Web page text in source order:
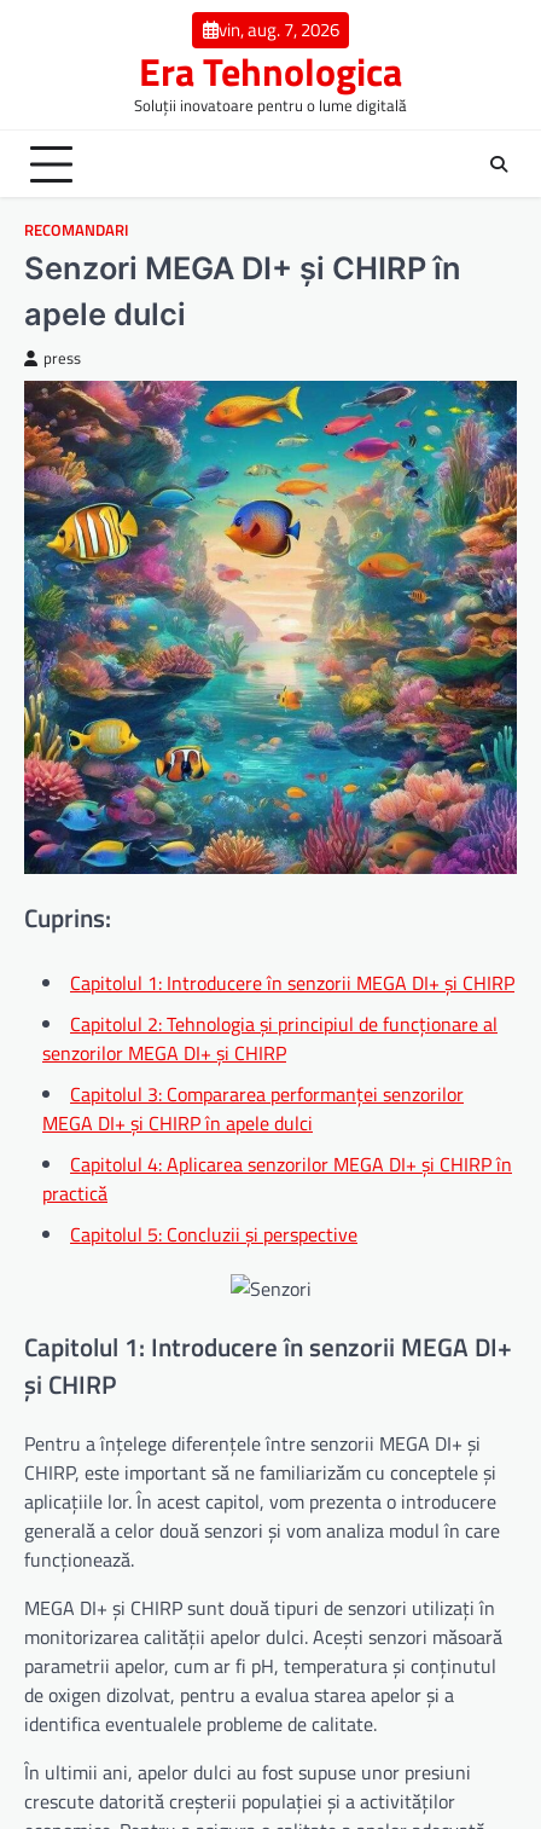
vin, aug. 7, 2026
Era Tehnologica
Soluții inovatoare pentru o lume digitală
RECOMANDARI
Senzori MEGA DI+ și CHIRP în
apele dulci
press
Cuprins:
Capitolul 1: Introducere în senzorii MEGA DI+ și CHIRP
Capitolul 2: Tehnologia și principiul de funcționare al
senzorilor MEGA DI+ și CHIRP
Capitolul 3: Compararea performanței senzorilor
MEGA DI+ și CHIRP în apele dulci
Capitolul 4: Aplicarea senzorilor MEGA DI+ și CHIRP în
practică
Capitolul 5: Concluzii și perspective
Capitolul 1: Introducere în senzorii MEGA DI+
și CHIRP
Pentru a înțelege diferențele între senzorii MEGA DI+ și
CHIRP, este important să ne familiarizăm cu conceptele și
aplicațiile lor. În acest capitol, vom prezenta o introducere
generală a celor două senzori și vom analiza modul în care
funcționează.
MEGA DI+ și CHIRP sunt două tipuri de senzori utilizați în
monitorizarea calității apelor dulci. Acești senzori măsoară
parametrii apelor, cum ar fi pH, temperatura și conținutul
de oxigen dizolvat, pentru a evalua starea apelor și a
identifica eventualele probleme de calitate.
În ultimii ani, apelor dulci au fost supuse unor presiuni
crescute datorită creșterii populației și a activităților